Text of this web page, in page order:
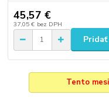
45,57 €
37,05 € bez DPH
Tento